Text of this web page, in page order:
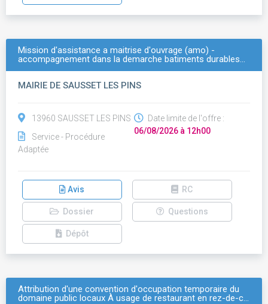
Mission d'assistance a maitrise d'ouvrage (amo) -
accompagnement dans la demarche batiments durables…
MAIRIE DE SAUSSET LES PINS
13960 SAUSSET LES PINS
Service - Procédure
Adaptée
Date limite de l'offre :
06/08/2026 à 12h00
Avis RC
Dossier Questions
Dépôt
Attribution d'une convention d'occupation temporaire du
domaine public locaux À usage de restaurant en rez-de-c…